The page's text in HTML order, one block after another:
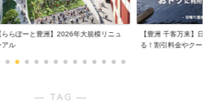
ららぽーと豊洲】2026年大規模リニュ
アル
【豊洲 千客万来】日帰
る！割引料金やクーポ...
― TAG ―